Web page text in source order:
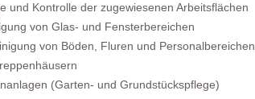
und Kontrolle der zugewiesenen Arbeitsflächen
von Glas- und Fensterbereichen
von Böden, Fluren und Personalbereichen
(Garten- und Grundstückspflege)